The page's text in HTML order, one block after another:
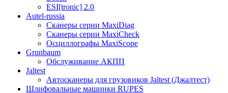
ESI[tronic] 2.0
Autel-russia
Сканеры серии MaxiDiag
Сканеры серии MaxiCheck
Осциллографы MaxiScope
Grunbaum
Обслуживание АКПП
Jaltest
Автосканеры для грузовиков Jaltest (Джалтест)
Шлифовальные машинки RUPES